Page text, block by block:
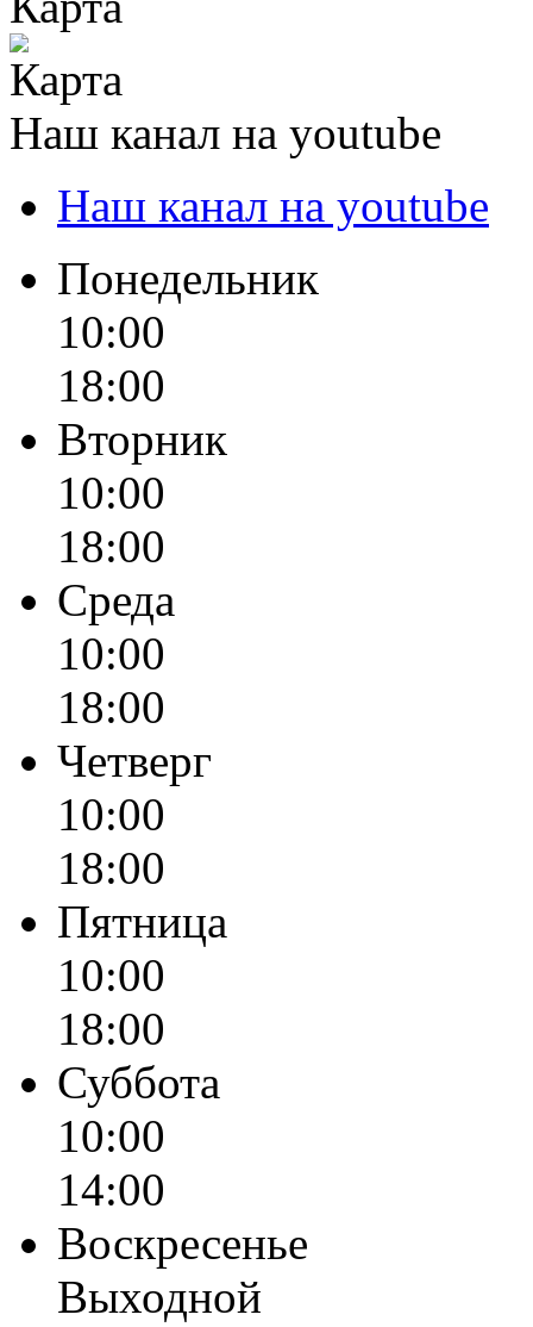
Наш канал на youtube
Наш канал на youtube
Понедельник
10:00
18:00
Вторник
10:00
18:00
Среда
10:00
18:00
Четверг
10:00
18:00
Пятница
10:00
18:00
Суббота
10:00
14:00
Воскресенье
Выходной